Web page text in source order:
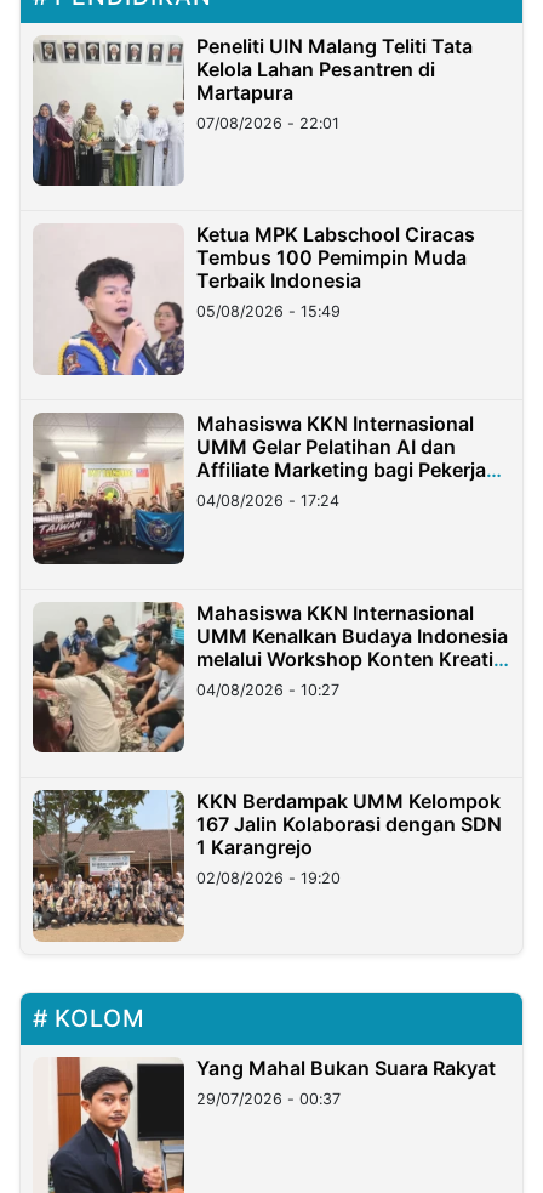
Peneliti UIN Malang Teliti Tata
Kelola Lahan Pesantren di
Martapura
07/08/2026 - 22:01
Ketua MPK Labschool Ciracas
Tembus 100 Pemimpin Muda
Terbaik Indonesia
05/08/2026 - 15:49
Mahasiswa KKN Internasional
UMM Gelar Pelatihan AI dan
Affiliate Marketing bagi Pekerja
Migran Indonesia di Taiwan
04/08/2026 - 17:24
Mahasiswa KKN Internasional
UMM Kenalkan Budaya Indonesia
melalui Workshop Konten Kreatif
di Taiwan
04/08/2026 - 10:27
KKN Berdampak UMM Kelompok
167 Jalin Kolaborasi dengan SDN
1 Karangrejo
02/08/2026 - 19:20
KOLOM
Yang Mahal Bukan Suara Rakyat
29/07/2026 - 00:37